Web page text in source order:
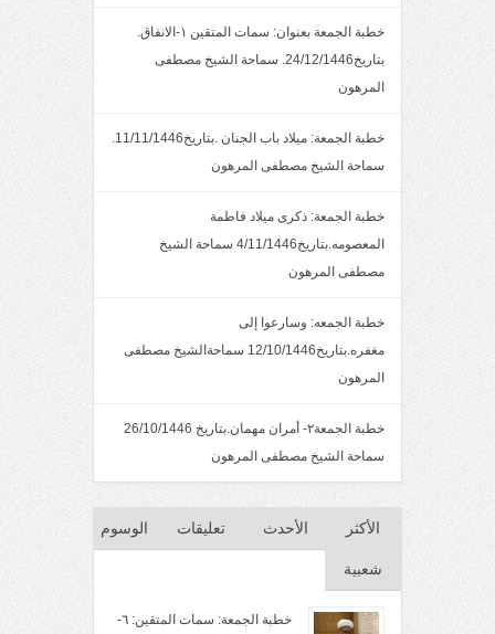
خطبة الجمعة بعنوان: سمات المتقين ١-الانفاق.
بتاريخ24/12/1446. سماحة الشيخ مصطفى
المرهون
خطبة الجمعة: ميلاد باب الجنان .بتاريخ11/11/1446.
سماحة الشيخ مصطفى المرهون
خطبة الجمعة: ذكرى ميلاد فاطمة
المعصومه.بتاريخ4/11/1446 سماحة الشيخ
مصطفى المرهون
خطبة الجمعه: وسارعوا إلى
مغفره.بتاريخ12/10/1446 سماحةالشيخ مصطفى
المرهون
خطبة الجمعة٢- أمران مهمان.بتاريخ 26/10/1446
سماحة الشيخ مصطفى المرهون
الأكثر
شعبية
الأحدث تعليقات الوسوم
خطبة الجمعة: سمات المتقين: ٦-